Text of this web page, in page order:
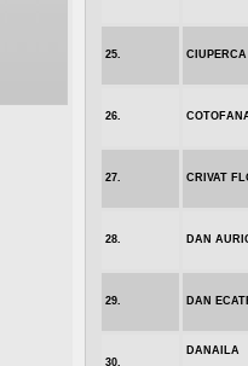
25.
26.
27. CRIVAT
28. DAN
29. DAN
30.
DANAILA